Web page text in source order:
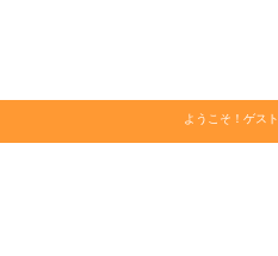
ようこそ！ ゲスト